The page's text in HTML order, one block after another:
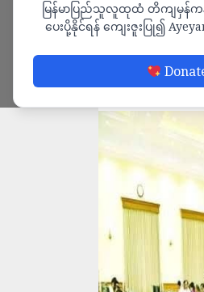
မြန်မာပြည်သူလူထုထံ တိကျမှန်
ပေးပို့နိုင်ရန် ကျေးဇူးပြု၍
နီပေ
သင်ခ
ADMIN